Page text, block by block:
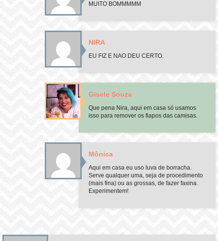
MUITO BOMMMMM
NIRA
EU FIZ E NAO DEU CERTO.
Gisele Souza
Que pena Nira, aqui em casa só usamos
isso para remover os fiapos das camisas.
Mônica
Aqui em casa eu uso luva de borracha.
Serve qualquer uma, seja de procedimento
(mais fina) ou as grossas, de fazer faxina.
Experimentem!